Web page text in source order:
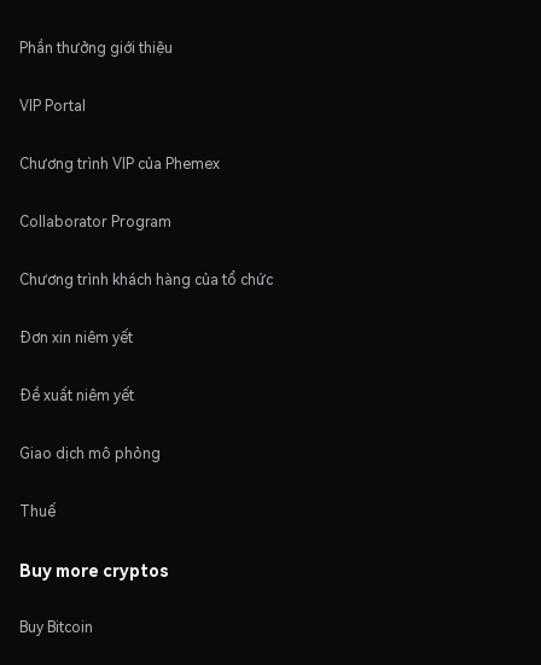
Phần thưởng giới thiệu
VIP Portal
Chương trình VIP của Phemex
Collaborator Program
Chương trình khách hàng của tổ chức
Đơn xin niêm yết
Đề xuất niêm yết
Giao dịch mô phỏng
Thuế
Buy more cryptos
Buy Bitcoin